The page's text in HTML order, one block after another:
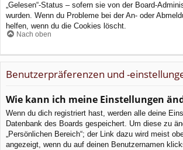
„Gelesen“-Status – sofern sie von der Board-
wurden. Wenn du Probleme bei der An- oder
helfen, wenn du die Cookies löscht.
Nach oben
Benutzerpräferenzen und -
Wie kann ich meine Einstellungen
Wenn du dich registriert hast, werden alle deine
Datenbank des Boards gespeichert. Um diese zu
„Persönlichen Bereich“; der Link dazu wird meist
angezeigt, wenn du auf deinen Benutzernamen